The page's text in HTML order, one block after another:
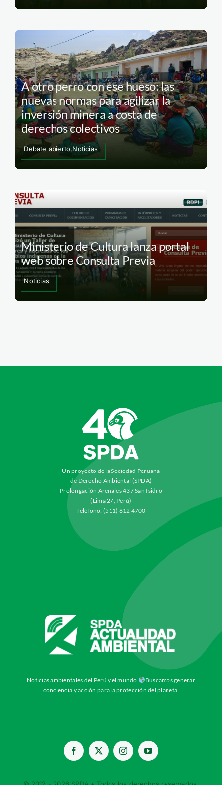
A otro perro con ese hueso: las
nuevas normas para agilizar la
inversión minera a costa de
derechos colectivos
Debate abierto,Noticias
Ministerio de Cultura lanza portal
web sobre Consulta Previa
Noticias
Un proyecto de la Sociedad Peruana
de Derecho Ambiental (SPDA)
Prolongación Arenales 437 San Isidro
(Lima 27, Perú)
Teléfono: (511) 612 4700
Noticias ambientales del Perú y el mundo
Buscamos generar
conciencia y acción para la protección del planeta.